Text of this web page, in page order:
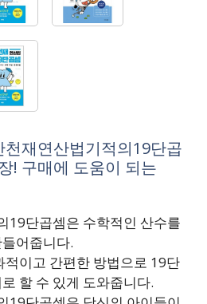
천재연산법기적의19단곱
! 구매에 도움이 되는
19단곱셈은 수학적인 산수를
어줍니다.
적이고 간편한 방법으로 19단
할 수 있게 도와줍니다.